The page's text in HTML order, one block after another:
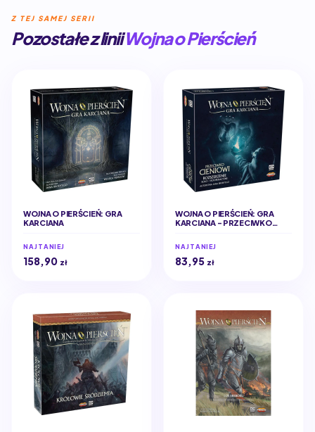
Z TEJ SAMEJ SERII
Pozostałe z liniiWojna o Pierścień
WOJNA O PIERŚCIEŃ: GRA
KARCIANA
NAJTANIEJ
158,90 zł
WOJNA O PIERŚCIEŃ: GRA
KARCIANA - PRZECIWKO
NAJTANIEJ
83,95 zł